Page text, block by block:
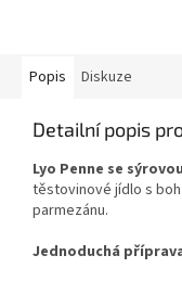
Popis Diskuze
Detailní popis
Lyo Penne se
těstovinové jídlo s
parmezánu.
Jednoduchá